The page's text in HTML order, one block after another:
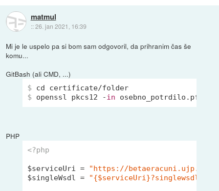
matmul
::26. jan 2021, 16:39
Mi je le uspelo pa si bom sam odgovoril, da prihranim čas še
komu...
GitBash (ali CMD, ...)
$ cd certificate/folder
$ openssl pkcs12 -in osebno_potrdilo.pfx -
PHP
<?php
$serviceUri =
"https://
$singleWsdl =
"{$serviceUri}?singlewsdl"